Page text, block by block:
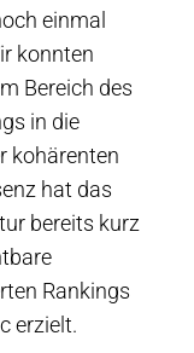
einmal
konnten
Bereich des
in die
kohärenten
hat das
bereits kurz
Rankings
erzielt.